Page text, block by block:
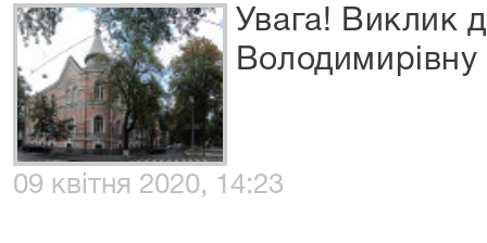
Увага! Виклик
Володимирівну
09 квітня 2020, 14:23